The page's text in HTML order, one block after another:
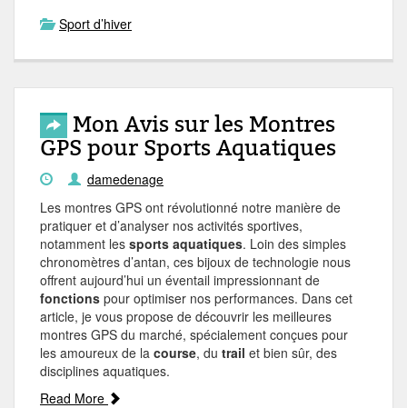
Sport d’hiver
Mon Avis sur les Montres
GPS pour Sports Aquatiques
damedenage
Les montres GPS ont révolutionné notre manière de
pratiquer et d’analyser nos activités sportives,
notamment les sports aquatiques. Loin des simples
chronomètres d’antan, ces bijoux de technologie nous
offrent aujourd’hui un éventail impressionnant de
fonctions pour optimiser nos performances. Dans cet
article, je vous propose de découvrir les meilleures
montres GPS du marché, spécialement conçues pour
les amoureux de la course, du trail et bien sûr, des
disciplines aquatiques.
Read More